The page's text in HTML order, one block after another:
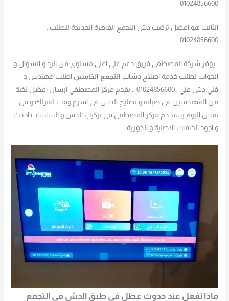
01024856600
الثالث هو افضل تركيب دش التجمع القاهرة الجديدة للطلب :
01024856600
. يوفر شركة المصطفي فريق دعم علي اعلي مستوي من الرد و السوال و
الجواب لطلب خدمة اصلاح دشات التجمع الخامس اطلب مهندس و
فني دش علي : 01024856600 .. يقدم مركز المصطفي ارسال افضل نخبة
من المهندسين في صيانة و تصليح الدش في اسرع وقت لمنزلك و في
نفس اليوم يستخدم مركز المصطفي في تركيب الدش و الشاشات احدث
و اجود الخامات الاصلية و الكورية.
ماذا تفعل عند حدوث عطل في طبق الدش في التجمع